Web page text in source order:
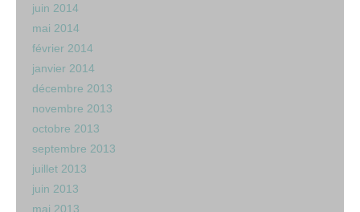
juin 2014
mai 2014
février 2014
janvier 2014
décembre 2013
novembre 2013
octobre 2013
septembre 2013
juillet 2013
juin 2013
mai 2013